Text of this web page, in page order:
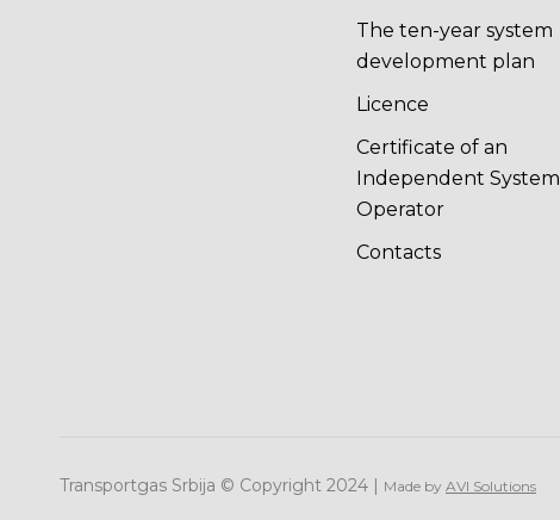
The ten-year system
development plan
Licence
Certificate of an
Independent System
Operator
Contacts
Transportgas Srbija © Copyright 2024 | Made by AVI Solutions